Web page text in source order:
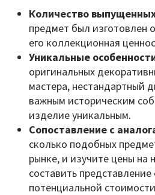
Количество
предмет был изготовлен
его коллекционная
Уникальные
оригинальных
мастера, нестандартный
важным историческим
изделие уникальным.
Сопоставление с
сколько подобных
рынке, и изучите цены на
составить
потенциальной